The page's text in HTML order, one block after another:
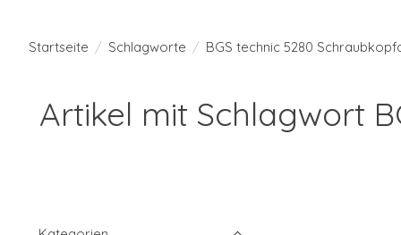
Startseite / Schlagworte / BGS technic 5280
Artikel mit Schlagwort